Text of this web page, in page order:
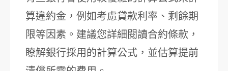
算違約金，例如考慮貸款利率、剩餘期
限等因素。建議您詳細閱讀合約條款，
瞭解銀行採用的計算公式，並估算提前